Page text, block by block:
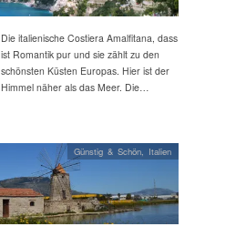
Die italienische Costiera Amalfitana, dass
ist Romantik pur und sie zählt zu den
schönsten Küsten Europas. Hier ist der
Himmel näher als das Meer. Die…
Günstig & Schön, Italien